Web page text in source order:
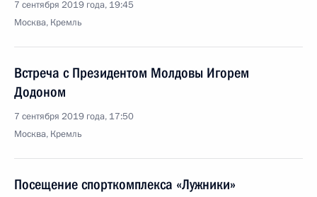
7 сентября 2019 года, 19:45
Москва, Кремль
Встреча с Президентом Молдовы Игорем
Додоном
7 сентября 2019 года, 17:50
Москва, Кремль
Посещение спорткомплекса «Лужники»